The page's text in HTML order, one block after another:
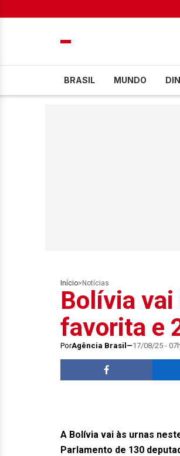
BRASIL MUNDO
Início> Notícias
Bolívia
favorita e
PorAgência Brasil 17/08/25 -
A Bolívia vai às urnas
Parlamento de 130